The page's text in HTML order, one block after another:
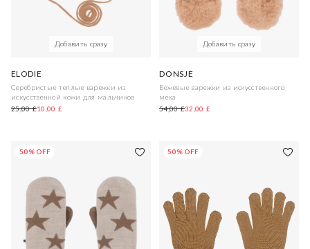
Добавить сразу
ELODIE
Серебристые теплые варежки из
искусственной кожи для мальчиков
25,00 £10,00 £
Добавить сразу
DONSJE
Бежевые варежки из искусственного
меха
54,00 £32,00 £
50% OFF 50% OFF